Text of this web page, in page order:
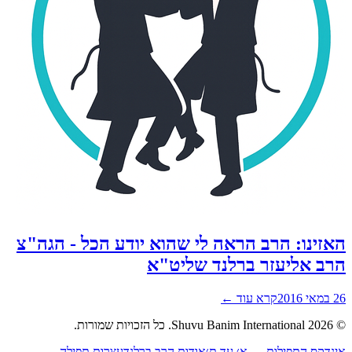
הרב הראה לי שהוא יודע הכל - הגה"צ
אליעזר ברלנד שליט"א
קרא עוד ←
2026
Shuvu Banim International.
כל הזכויות שמורות.